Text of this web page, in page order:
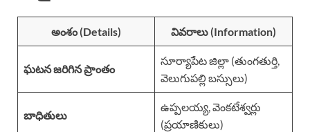
అంశం (Details) వివరాలు (Information)
ఘటన జరిగిన ప్రాంతం
సూర్యాపేట జిల్లా (తుంగతుర్తి,
వెలుగుపల్లి బస్సులు)
బాధితులు
ఉప్పలయ్య, వెంకటేశ్వర్లు
(ప్రయాణికులు)